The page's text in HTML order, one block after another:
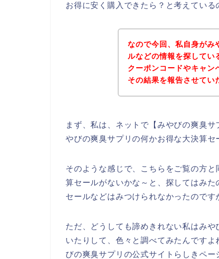
お得に安く購入できたら？と考えている
なので今回、私自身がみ
ルなどの情報を探してい
クーポンコードやキャン
その結果を報告させてい
まず、私は、ネットで【みやびの爽臭
やびの爽臭サプリの何かお得な大決算セ
そのような感じで、こちらをご覧の方
算セールがないかな～と、探してはみ
セールなどはみつけられなかったのです
ただ、どうしても諦めきれない私はみ
いたりして、色々と調べてみたんです
びの爽臭サプリの公式サイトらしきペ